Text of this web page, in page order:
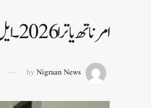
امرناتھ یاترا 2026۔ ایل جی کا یاتری نواس کا جائزہ
by Nigraan News